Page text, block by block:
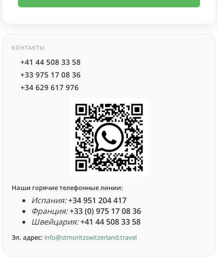
КОНТАКТЫ
+41 44 508 33 58
+33 975 17 08 36
+34 629 617 976
Наши горячие телефонные линии:
Испания:+34 951 204 417
Франция:+33 (0) 975 17 08 36
Швейцария:+41 44 508 33 58
Эл. адрес: info@stmoritzswitzerland.travel